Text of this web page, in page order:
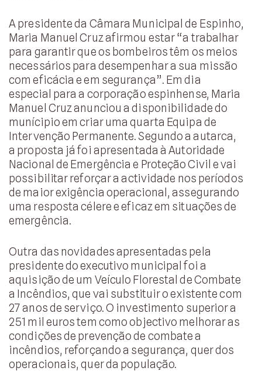
A presidente da Câmara Municipal de Espinho,
Maria Manuel Cruz afirmou estar “a trabalhar
para garantir que os bombeiros têm os meios
necessários para desempenhar a sua missão
com eficácia e em segurança”. Em dia
especial para a corporação espinhense, Maria
Manuel Cruz anunciou a disponibilidade do
munícipio em criar uma quarta Equipa de
Intervenção Permanente. Segundo a autarca,
a proposta já foi apresentada à Autoridade
Nacional de Emergência e Proteção Civil e vai
possibilitar reforçar a actividade nos períodos
de maior exigência operacional, assegurando
uma resposta célere e eficaz em situações de
emergência.
Outra das novidades apresentadas pela
presidente do executivo municipal foi a
aquisição de um Veículo Florestal de Combate
a Incêndios, que vai substituir o existente com
27 anos de serviço. O investimento superior a
251 mil euros tem como objectivo melhorar as
condições de prevenção de combate a
incêndios, reforçando a segurança, quer dos
operacionais, quer da população.